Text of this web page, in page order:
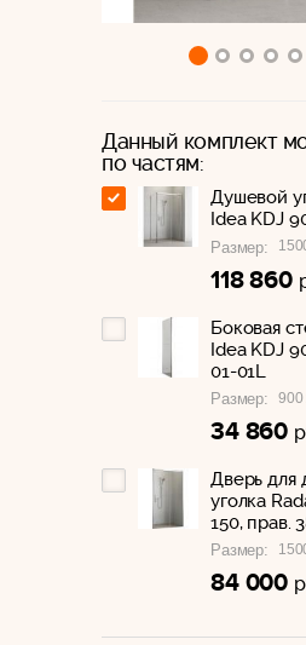
Данный комплект
по частям:
Душевой
Idea KDJ
Размер:
118 860
Боковая
Idea KDJ
01-01L
Размер: 900
34 860
Дверь для
уголка
150, прав.
Размер:
84 000